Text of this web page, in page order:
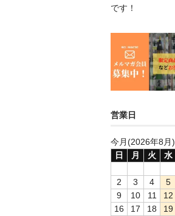
です！
営業日
今月(2026年8月)
日
月 火 水
2
3 4 5
9
10 11 12
16
17 18 19